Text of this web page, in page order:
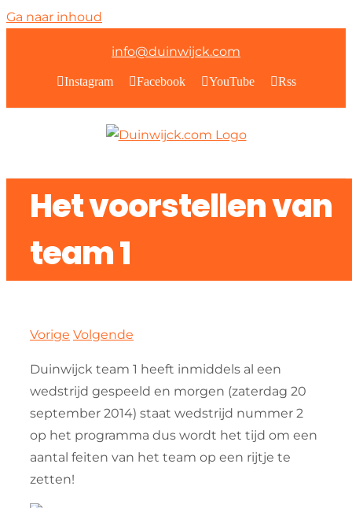
Ga naar inhoud
info@duinwijck.com
Instagram Facebook YouTube Rss
Het voorstellen van
team 1
Vorige Volgende
Duinwijck team 1 heeft inmiddels al een
wedstrijd gespeeld en morgen (zaterdag 20
september 2014) staat wedstrijd nummer 2
op het programma dus wordt het tijd om een
aantal feiten van het team op een rijtje te
zetten!